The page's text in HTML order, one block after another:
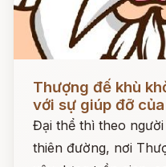
Thượng đế khù
với sự giúp đỡ
Đại thể thì theo
thiên đường, nơi